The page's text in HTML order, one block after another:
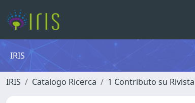
IRIS
IRIS Catalogo Ricerca 1 Contributo su Rivista